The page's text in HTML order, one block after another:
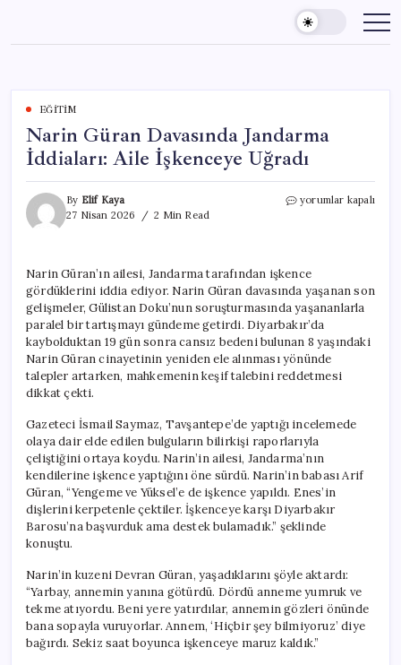
content
EĞITIM
Narin Güran Davasında Jandarma
İddiaları: Aile İşkenceye Uğradı
By Elif Kaya
27 Nisan 2026
2 Min Read
Narin
Aile
İşkenceye
Uğradı
için
yorumlar kapalı
Narin Güran’ın ailesi, Jandarma tarafından işkence
gördüklerini iddia ediyor. Narin Güran davasında yaşanan son
gelişmeler, Gülistan Doku’nun soruşturmasında yaşananlarla
paralel bir tartışmayı gündeme getirdi. Diyarbakır’da
kaybolduktan 19 gün sonra cansız bedeni bulunan 8 yaşındaki
Narin Güran cinayetinin yeniden ele alınması yönünde
talepler artarken, mahkemenin keşif talebini reddetmesi
dikkat çekti.
Gazeteci İsmail Saymaz, Tavşantepe’de yaptığı incelemede
olaya dair elde edilen bulguların bilirkişi raporlarıyla
çeliştiğini ortaya koydu. Narin’in ailesi, Jandarma’nın
kendilerine işkence yaptığını öne sürdü. Narin’in babası Arif
Güran, “Yengeme ve Yüksel’e de işkence yapıldı. Enes’in
dişlerini kerpetenle çektiler. İşkenceye karşı Diyarbakır
Barosu’na başvurduk ama destek bulamadık.” şeklinde
konuştu.
Narin’in kuzeni Devran Güran, yaşadıklarını şöyle aktardı:
“Yarbay, annemin yanına götürdü. Dördü anneme yumruk ve
tekme atıyordu. Beni yere yatırdılar, annemin gözleri önünde
bana sopayla vuruyorlar. Annem, ‘Hiçbir şey bilmiyoruz’ diye
bağırdı. Sekiz saat boyunca işkenceye maruz kaldık.”